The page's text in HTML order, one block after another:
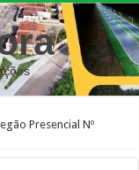
Presencial Nº